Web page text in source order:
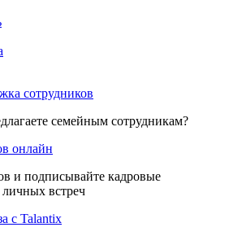
сотрудников
семейным сотрудникам?
онлайн
и подписывайте кадровые
встреч
с Talantix